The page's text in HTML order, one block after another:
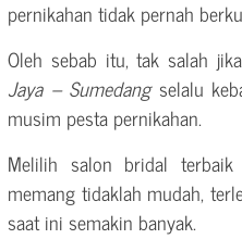
pernikahan tidak pernah
Oleh sebab itu, tak salah jika
Jaya – Sumedangselalu
musim pesta pernikahan.
Melilih salon bridal
memang tidaklah mudah,
saat ini semakin banyak.